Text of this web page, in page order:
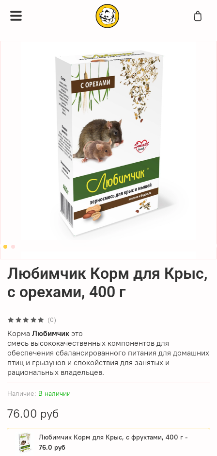
(0)
Наличие: В наличии
Любимчик Корм для Крыс,
с орехами, 400 г
76.00 руб
Любимчик Корм для Крыс, с фруктами, 400 г -
76.0 руб
Корма Любимчик это
смесь высококачественных компонентов для
обеспечения сбалансированного питания для домашних
птиц и грызунов и спокойствия для занятых и
рациональных владельцев.